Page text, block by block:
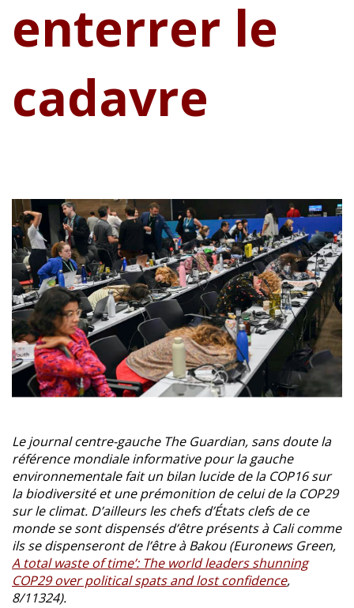
enterrer le
cadavre
Le journal centre-gauche The Guardian, sans doute la
référence mondiale informative pour la gauche
environnementale fait un bilan lucide de la COP16 sur
la biodiversité et une prémonition de celui de la COP29
sur le climat. D’ailleurs les chefs d’États clefs de ce
monde se sont dispensés d’être présents à Cali comme
ils se dispenseront de l’être à Bakou (Euronews Green,
A total waste of time’: The world leaders shunning
COP29 over political spats and lost confidence,
8/11324).